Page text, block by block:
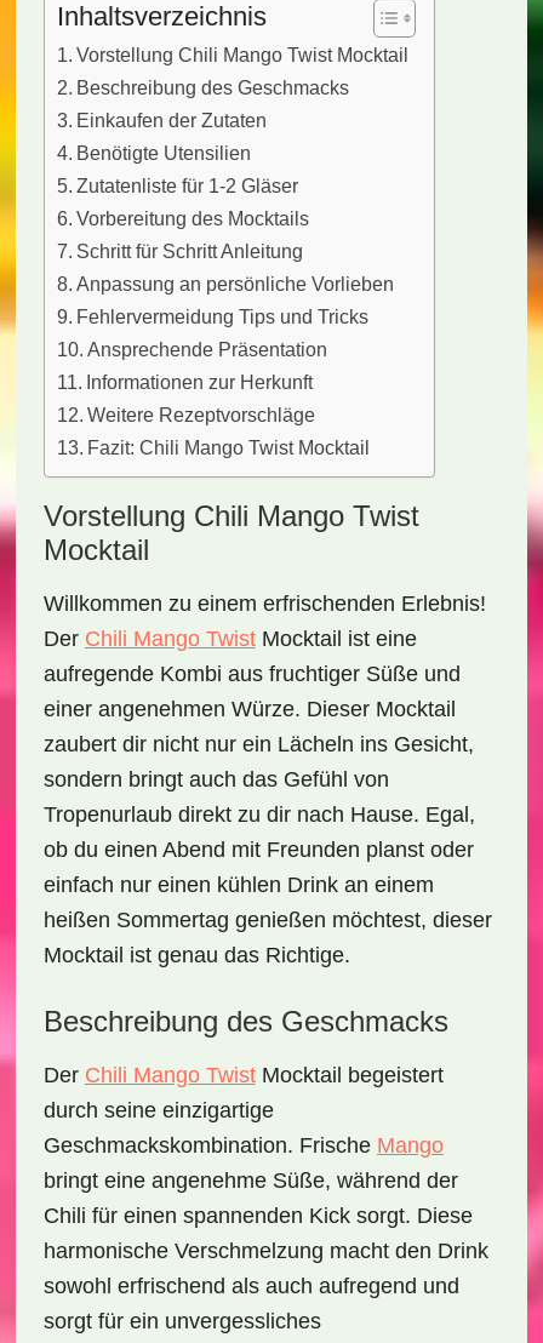
Inhaltsverzeichnis
Vorstellung Chili Mango Twist Mocktail
Beschreibung des Geschmacks
Einkaufen der Zutaten
Benötigte Utensilien
Zutatenliste für 1-2 Gläser
Vorbereitung des Mocktails
Schritt für Schritt Anleitung
Anpassung an persönliche Vorlieben
Fehlervermeidung Tips und Tricks
Ansprechende Präsentation
Informationen zur Herkunft
Weitere Rezeptvorschläge
Fazit: Chili Mango Twist Mocktail
Vorstellung Chili Mango Twist
Mocktail
Willkommen zu einem erfrischenden Erlebnis!
Der Chili Mango TwistMocktail ist eine
aufregende Kombi aus fruchtiger Süßeund
einer angenehmen Würze. Dieser Mocktail
zaubert dir nicht nur ein Lächeln ins Gesicht,
sondern bringt auch das Gefühl von
Tropenurlaubdirekt zu dir nach Hause. Egal,
ob du einen Abend mit Freunden planst oder
einfach nur einen kühlen Drinkan einem
heißen Sommertag genießen möchtest, dieser
Mocktail ist genau das Richtige.
Beschreibung des Geschmacks
Der Chili Mango TwistMocktail begeistert
durch seine einzigartige
Geschmackskombination. Frische Mango
bringt eine angenehme Süße, während der
Chili für einen spannenden Kick sorgt. Diese
harmonische Verschmelzung macht den Drink
sowohl erfrischend als auch aufregend und
sorgt für ein unvergessliches